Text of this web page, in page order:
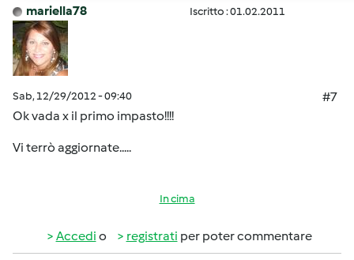
mariella78 Iscritto : 01.02.2011
Sab, 12/29/2012 - 09:40
#7
Ok vada x il primo impasto!!!!
Vi terrò aggiornate.....
In cima
Accedi o registrati per poter commentare